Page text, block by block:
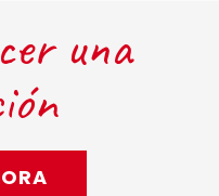
una